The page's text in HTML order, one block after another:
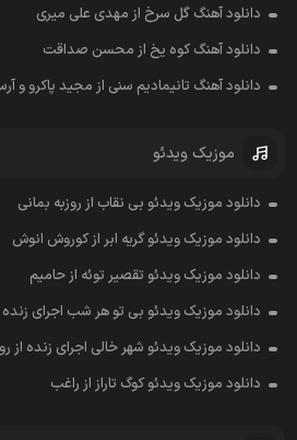
دانلود آهنگ گل سرخ از مهدی علی میری
دانلود آهنگ کوه یخ از محسن صداقت
دانلود آهنگ تانیمادیم سنی از مجید پاکرو و
موزیک ویدئو
دانلود موزیک ویدئو بی نقاب از روزبه بمانی
دانلود موزیک ویدئو گریه ابر از کوروش انوش
دانلود موزیک ویدئو تقصیر توئه از حامیم
دانلود موزیک ویدئو بی تو هر شب اجرای زنده
دانلود موزیک ویدئو شهر خالی اجرای زنده از
دانلود موزیک ویدئو کوگ تاراز از راغب